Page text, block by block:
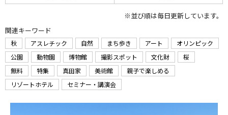
※並び順は毎日更新しています。
関連キーワード
秋 アスレチック 自然 まち歩き アート
オリンピック
公園
動物園 博物館 撮影スポット 文化財
桜
無料
特集 真田家 美術館
親子で楽しめる
リゾートホテル
セミナー・講演会